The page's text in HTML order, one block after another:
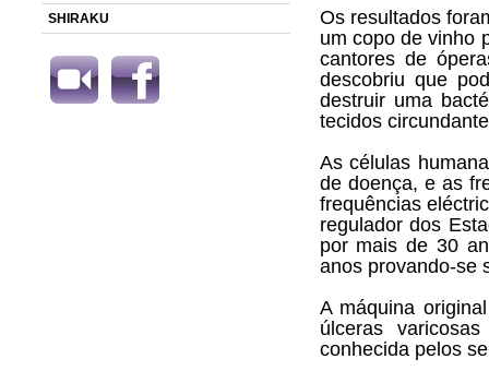
SHIRAKU
Os resultados
um copo de vinho
cantores de
descobriu que
destruir uma
tecidos
As células
de doença, e as
frequências
regulador dos
por mais de 30
anos provando-se
A máquina
úlceras
conhecida pelos